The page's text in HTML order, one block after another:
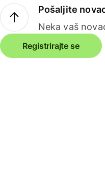
Pošaljite
Neka vaš
Registrirajte se